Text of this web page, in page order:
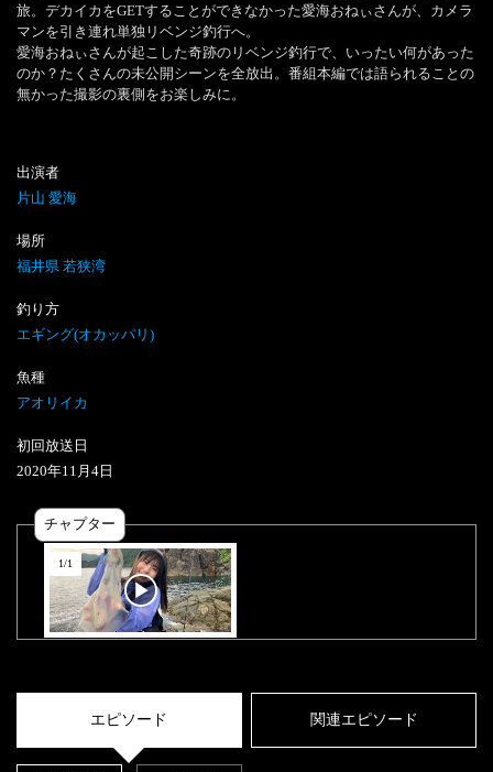
旅。デカイカをGETすることができなかった愛海おねぃさんが、カメラ
マンを引き連れ単独リベンジ釣行へ。
愛海おねぃさんが起こした奇跡のリベンジ釣行で、いったい何があった
のか？たくさんの未公開シーンを全放出。番組本編では語られることの
無かった撮影の裏側をお楽しみに。
出演者
片山 愛海
場所
福井県 若狭湾
釣り方
エギング(オカッパリ)
魚種
アオリイカ
初回放送日
2020年11 月 4 日
チャプター
1/1
エピソード 関連エピソード